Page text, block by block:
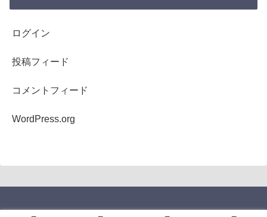
ログイン
投稿フィード
コメントフィード
WordPress.org